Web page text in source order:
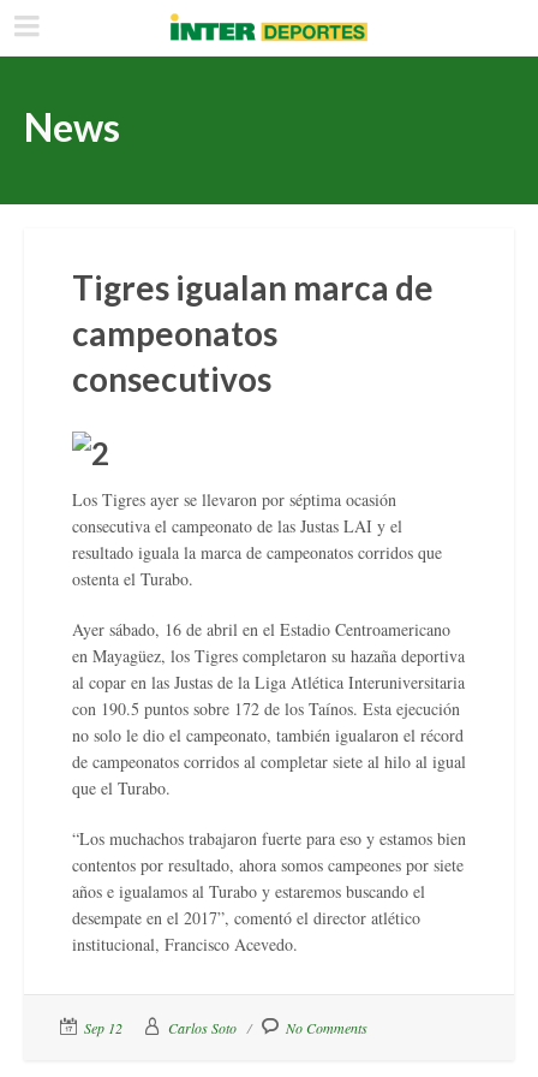
News
Tigres igualan marca de
campeonatos
consecutivos
Los Tigres ayer se llevaron por séptima ocasión
consecutiva el campeonato de las Justas LAI y el
resultado iguala la marca de campeonatos corridos que
ostenta el Turabo.
Ayer sábado, 16 de abril en el Estadio Centroamericano
en Mayagüez, los Tigres completaron su hazaña deportiva
al copar en las Justas de la Liga Atlética Interuniversitaria
con 190.5 puntos sobre 172 de los Taínos. Esta ejecución
no solo le dio el campeonato, también igualaron el récord
de campeonatos corridos al completar siete al hilo al igual
que el Turabo.
“Los muchachos trabajaron fuerte para eso y estamos bien
contentos por resultado, ahora somos campeones por siete
años e igualamos al Turabo y estaremos buscando el
desempate en el 2017”, comentó el director atlético
institucional, Francisco Acevedo.
Sep 12 Carlos Soto No Comments